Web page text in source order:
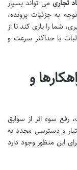
تجاری می تواند بسیار
به جزئیات پرونده،
شما را یاری کند تا از
با حداکثر سرعت و
و
سوء اثر از سوابق
و دسترسی مجدد به
این منظور وجود دارد